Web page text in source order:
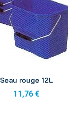
Seau rouge 12L
11,76 €